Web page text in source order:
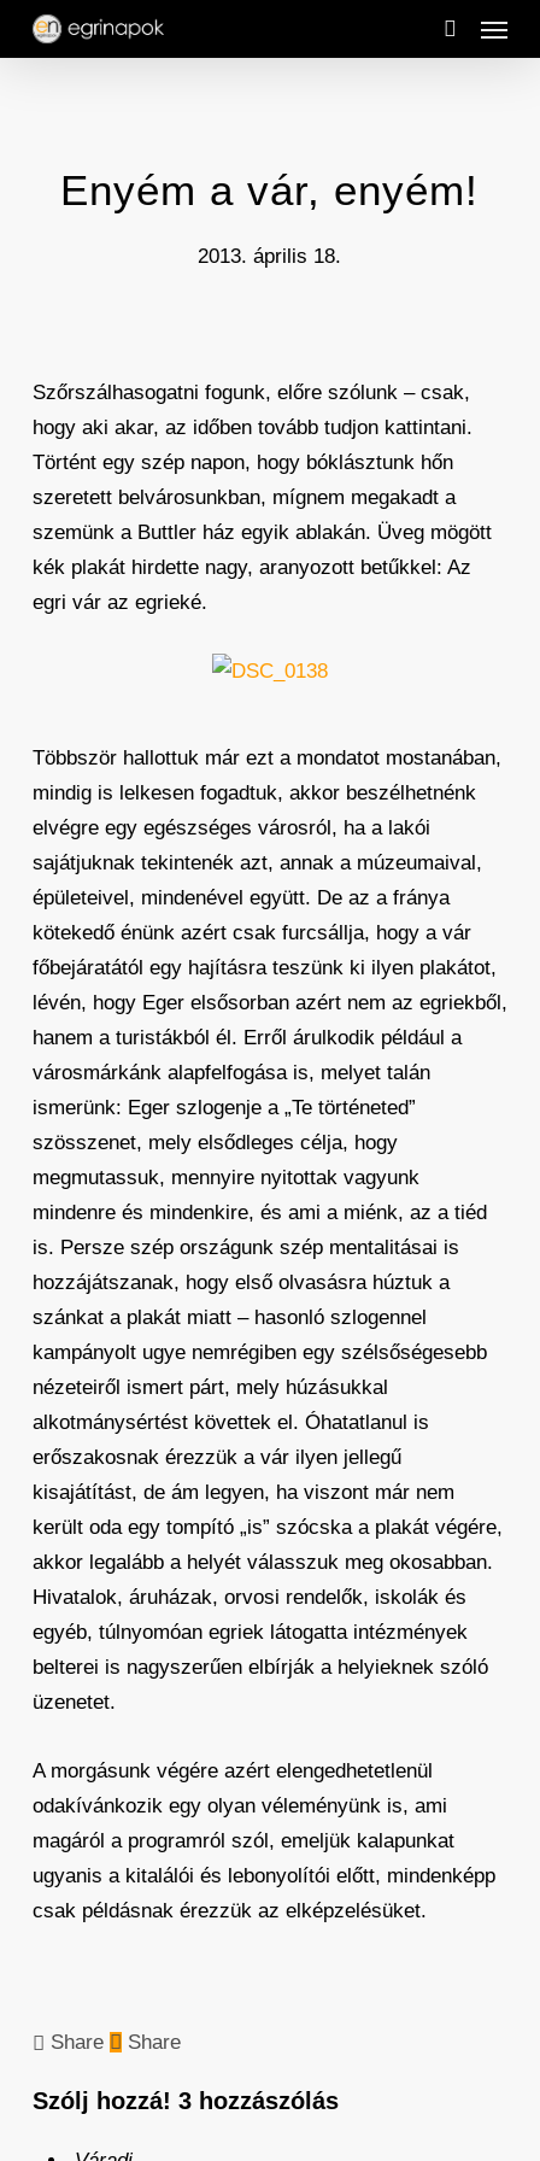
Skip
search
Menu
Enyém a vár, enyém!
2013. április 18.
Szőrszálhasogatni fogunk, előre szólunk – csak,
hogy aki akar, az időben tovább tudjon kattintani.
Történt egy szép napon, hogy bóklásztunk hőn
szeretett belvárosunkban, mígnem megakadt a
szemünk a Buttler ház egyik ablakán. Üveg mögött
kék plakát hirdette nagy, aranyozott betűkkel: Az
egri vár az egrieké.
Többször hallottuk már ezt a mondatot mostanában,
mindig is lelkesen fogadtuk, akkor beszélhetnénk
elvégre egy egészséges városról, ha a lakói
sajátjuknak tekintenék azt, annak a múzeumaival,
épületeivel, mindenével együtt. De az a fránya
kötekedő énünk azért csak furcsállja, hogy a vár
főbejáratától egy hajításra teszünk ki ilyen plakátot,
lévén, hogy Eger elsősorban azért nem az egriekből,
hanem a turistákból él. Erről árulkodik például a
városmárkánk alapfelfogása is, melyet talán
ismerünk: Eger szlogenje a „Te történeted”
szösszenet, mely elsődleges célja, hogy
megmutassuk, mennyire nyitottak vagyunk
mindenre és mindenkire, és ami a miénk, az a tiéd
is. Persze szép országunk szép mentalitásai is
hozzájátszanak, hogy első olvasásra húztuk a
szánkat a plakát miatt – hasonló szlogennel
kampányolt ugye nemrégiben egy szélsőségesebb
nézeteiről ismert párt, mely húzásukkal
alkotmánysértést követtek el. Óhatatlanul is
erőszakosnak érezzük a vár ilyen jellegű
kisajátítást, de ám legyen, ha viszont már nem
került oda egy tompító „is” szócska a plakát végére,
akkor legalább a helyét válasszuk meg okosabban.
Hivatalok, áruházak, orvosi rendelők, iskolák és
egyéb, túlnyomóan egriek látogatta intézmények
belterei is nagyszerűen elbírják a helyieknek szóló
üzenetet.
A morgásunk végére azért elengedhetetlenül
odakívánkozik egy olyan véleményünk is, ami
magáról a programról szól, emeljük kalapunkat
ugyanis a kitalálói és lebonyolítói előtt, mindenképp
csak példásnak érezzük az elképzelésüket.
Share Share
Szólj hozzá! 3 hozzászólás